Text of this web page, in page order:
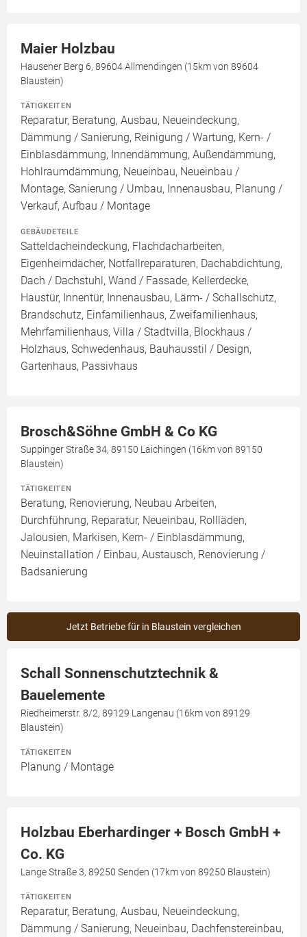
Maier Holzbau
Hausener Berg 6, 89604 Allmendingen (15km von 89604
Blaustein)
TÄTIGKEITEN
Reparatur, Beratung, Ausbau, Neueindeckung,
Dämmung / Sanierung, Reinigung / Wartung, Kern- /
Einblasdämmung, Innendämmung, Außendämmung,
Hohlraumdämmung, Neueinbau, Neueinbau /
Montage, Sanierung / Umbau, Innenausbau, Planung /
Verkauf, Aufbau / Montage
GEBÄUDETEILE
Satteldacheindeckung, Flachdacharbeiten,
Eigenheimdächer, Notfallreparaturen, Dachabdichtung,
Dach / Dachstuhl, Wand / Fassade, Kellerdecke,
Haustür, Innentür, Innenausbau, Lärm- / Schallschutz,
Brandschutz, Einfamilienhaus, Zweifamilienhaus,
Mehrfamilienhaus, Villa / Stadtvilla, Blockhaus /
Holzhaus, Schwedenhaus, Bauhausstil / Design,
Gartenhaus, Passivhaus
Brosch&Söhne GmbH & Co KG
Suppinger Straße 34, 89150 Laichingen (16km von 89150
Blaustein)
TÄTIGKEITEN
Beratung, Renovierung, Neubau Arbeiten,
Durchführung, Reparatur, Neueinbau, Rollläden,
Jalousien, Markisen, Kern- / Einblasdämmung,
Neuinstallation / Einbau, Austausch, Renovierung /
Badsanierung
Jetzt Betriebe für in Blaustein vergleichen
Schall Sonnenschutztechnik &
Bauelemente
Riedheimerstr. 8/2, 89129 Langenau (16km von 89129
Blaustein)
TÄTIGKEITEN
Planung / Montage
Holzbau Eberhardinger + Bosch GmbH +
Co. KG
Lange Straße 3, 89250 Senden (17km von 89250 Blaustein)
TÄTIGKEITEN
Reparatur, Beratung, Ausbau, Neueindeckung,
Dämmung / Sanierung, Neueinbau, Dachfenstereinbau,